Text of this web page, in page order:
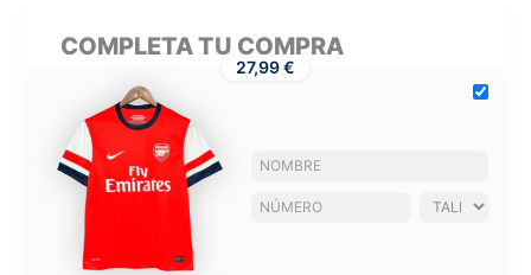
COMPLETA TU COMPRA
27,99 €